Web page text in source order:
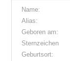
Name:
Alias:
Geboren am:
Sternzeichen
Geburtsort: